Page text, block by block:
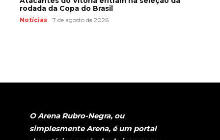
rodada da Copa do Brasil
Notícias 7 de agosto de 2026
O Arena Rubro-Negra, ou
simplesmente Arena, é um portal